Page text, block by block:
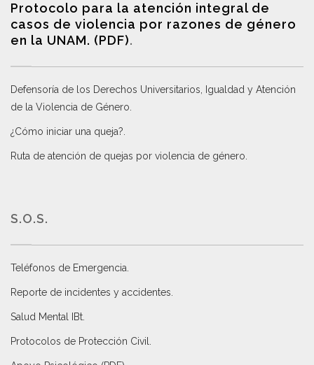
Protocolo para la atención integral de
casos de violencia por razones de género
en la UNAM. (PDF).
Defensoría de los Derechos Universitarios, Igualdad y Atención
de la Violencia de Género
¿Cómo iniciar una queja?
Ruta de atención de quejas por violencia de género
S.O.S.
Teléfonos de Emergencia.
Reporte de incidentes y accidentes
Salud Mental IBt
Protocolos de Protección Civil